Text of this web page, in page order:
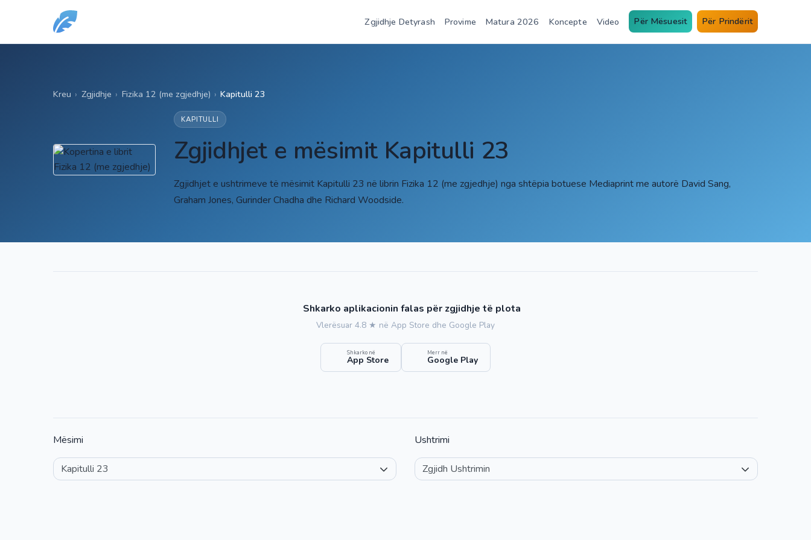
Zgjidhje Detyrash Provime Matura 2026 Koncepte Video Për Mësuesit Për Prindërit
Kreu › Zgjidhje › Fizika 12 (me zgjedhje) › Kapitulli 23
KAPITULLI
Zgjidhjet e mësimit Kapitulli 23
Zgjidhjet e ushtrimeve të mësimit Kapitulli 23 në librin Fizika 12 (me zgjedhje) nga shtëpia botuese Mediaprint me autorë David Sang,
Graham Jones, Gurinder Chadha dhe Richard Woodside.
Shkarko aplikacionin falas për zgjidhje të plota
Vlerësuar 4.8 ★ në App Store dhe Google Play
Shkarko në
App Store
Merr në
Google Play
Mësimi Ushtrimi